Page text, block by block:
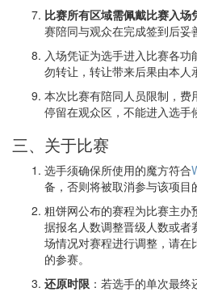
比赛所有区域需佩戴比赛入场
赛陪同与观众在完成签到后妥
入场凭证为选手进入比赛各
勿转让，转让带来后果由本人
本次比赛有陪同人员限制，
停留在观众区，不能进入选手
三、关于比赛
选手须确保所使用的魔方符合
备，否则将被取消参与该项目
粗饼网公布的赛程为比赛主
据报名人数调整晋级人数或
场情况对赛程进行调整，请
的参赛。
还原时限 ：若选手的单次最